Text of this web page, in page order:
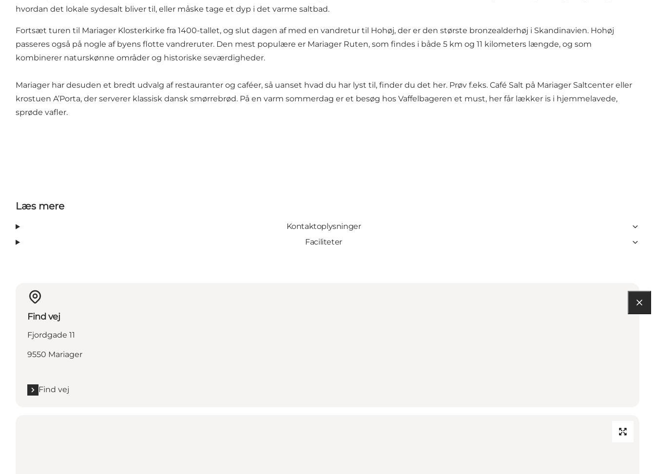
hvordan det lokale sydesalt bliver til, eller måske tage et dyp i det varme saltbad.
Fortsæt turen til Mariager Klosterkirke fra 1400-tallet, og slut dagen af med en vandretur til Hohøj, der er den største bronzealderhøj i Skandinavien. Hohøj
passeres også på nogle af byens flotte vandreruter. Den mest populære er Mariager Ruten, som findes i både 5 km og 11 kilometers længde, og som
kombinerer naturskønne områder og historiske seværdigheder.
Mariager har desuden et bredt udvalg af restauranter og caféer, så uanset hvad du har lyst til, finder du det her. Prøv f.eks. Café Salt på Mariager Saltcenter eller
krostuen A’Porta, der serverer klassisk dansk smørrebrød. På en varm sommerdag er et besøg hos Vaffelbageren et must, her får lækker is i hjemmelavede,
sprøde vafler.
Læs mere
Kontaktoplysninger
Faciliteter
Find vej
Fjordgade 11
9550 Mariager
Find vej